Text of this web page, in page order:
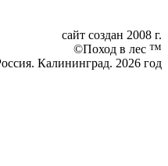
сайт создан 2008 г.
©Поход в лес ™
Калининград. 2026 год